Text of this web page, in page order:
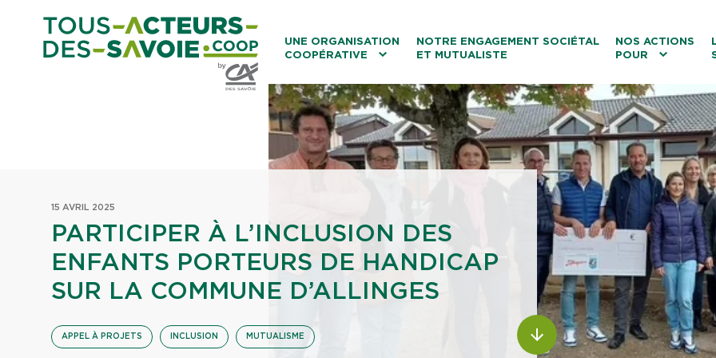
UNE ORGANISATION
COOPÉRATIVE
Caisses Locales
NOTRE ENGAGEMENT SOCIÉTAL
ET MUTUALISTE
NOS ACTIONS
POUR
Le tourisme
Les transitions
La biodiversité
Les associations
15 AVRIL 2025
PARTICIPER À L’INCLUSION DES
ENFANTS PORTEURS DE HANDICAP
SUR LA COMMUNE D’ALLINGES
APPEL À PROJETS INCLUSION MUTUALISME ALLER AU CONTENU